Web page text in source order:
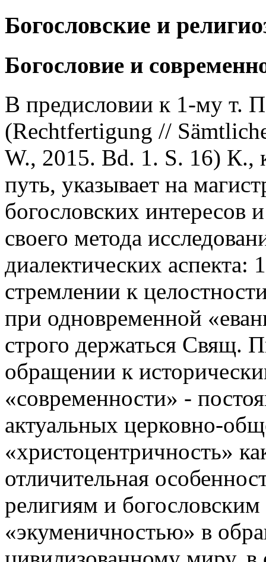
Богословские и
Богословие и
В предисловии к 1-му т.
(Rechtfertigung //
W., 2015. Bd. 1. S. 16) К.,
путь, указывает на
богословских интересов
своего метода
диалектических аспекта:
стремлении к
при одновременной
строго держаться Свящ.
обращении к
«современности» -
актуальных церковно-
«христоцентричность»
отличительная
религиям и
«экуменичностью» в